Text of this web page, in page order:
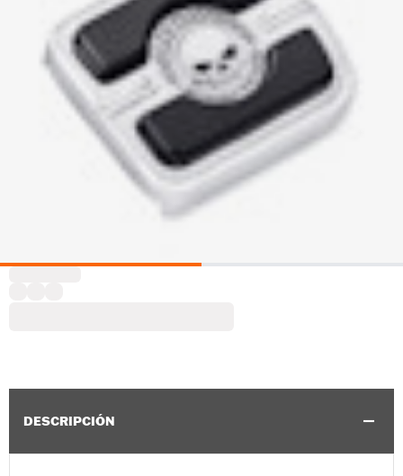
DESCRIPCIÓN